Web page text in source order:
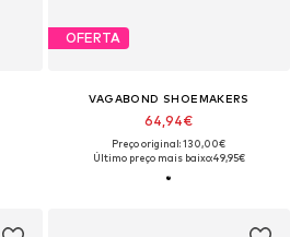
OFERTA
VAGABOND SHOEMAKERS
64,94€
Preço original: 130,00€
Último preço mais baixo:49,95€